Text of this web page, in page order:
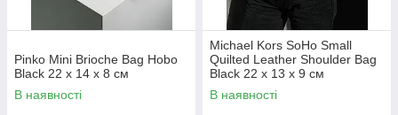
Pinko Mini Brioche Bag Hobo
Black 22 x 14 x 8 см
В наявності
Michael Kors SoHo Small
Quilted Leather Shoulder Bag
Black 22 х 13 х 9 см
В наявності